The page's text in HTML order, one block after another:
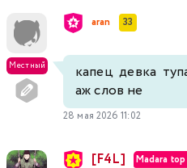
Местный
aran 33
капец девка
аж слов не
28 мая 2026 11:02
[F4L] Madara top